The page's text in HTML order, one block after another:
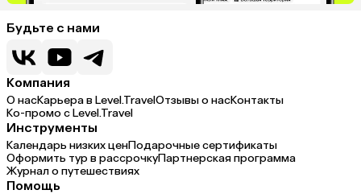
Будьте с нами
Компания
О насКарьера в Level.TravelОтзывы о насКонтакты
Ко-промо с Level.Travel
Инструменты
Календарь низких ценПодарочные сертификаты
Оформить тур в рассрочкуПартнерская программа
Журнал о путешествиях
Помощь